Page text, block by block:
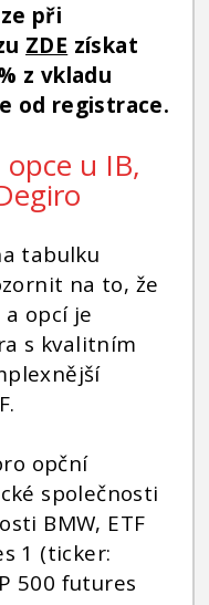
při
ZDE získat
z vkladu
od registrace.
u IB,
tabulku
na to, že
opcí je
s kvalitním
opční
společnosti
BMW, ETF
1 (ticker:
500 futures